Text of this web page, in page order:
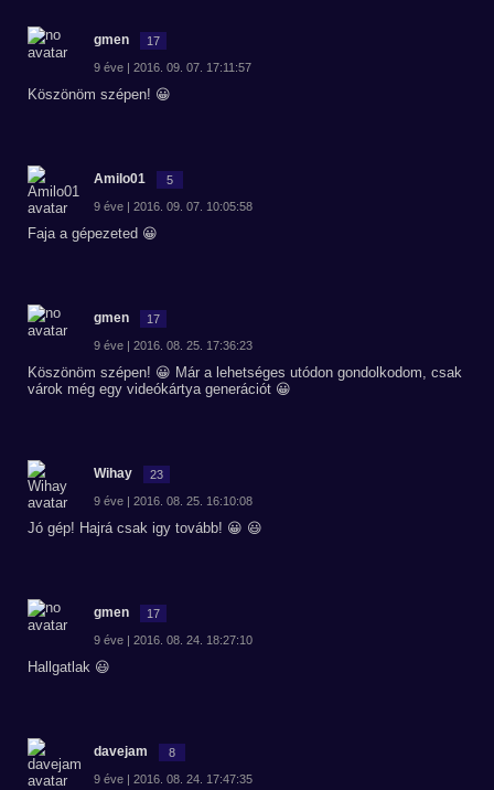
gmen 17
9 éve | 2016. 09. 07. 17:11:57
Köszönöm szépen! 😀
Amilo01 5
9 éve | 2016. 09. 07. 10:05:58
Faja a gépezeted 😀
gmen 17
9 éve | 2016. 08. 25. 17:36:23
Köszönöm szépen! 😀 Már a lehetséges utódon gondolkodom, csak
várok még egy videókártya generációt 😀
Wihay 23
9 éve | 2016. 08. 25. 16:10:08
Jó gép! Hajrá csak igy tovább! 😀 😃
gmen 17
9 éve | 2016. 08. 24. 18:27:10
Hallgatlak 😃
davejam 8
9 éve | 2016. 08. 24. 17:47:35